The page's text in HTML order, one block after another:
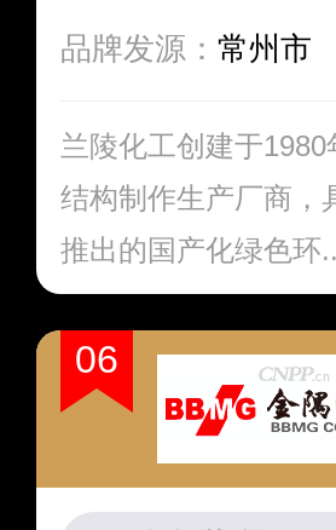
品牌发源： 常州市
兰陵化工创建于
结构制作生产厂商，
推出的国产化绿色环
06